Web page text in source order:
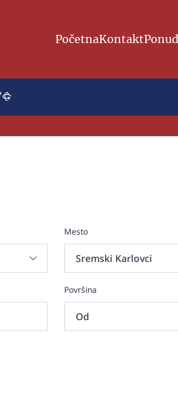
PočetnaKontakt
Mesto
Površina